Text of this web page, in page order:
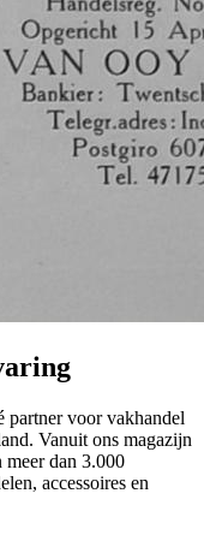
partner voor vakhandel
Vanuit ons magazijn
dan 3.000
accessoires en